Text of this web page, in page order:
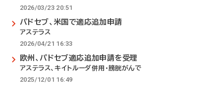
2026/03/23 20:51
パドセブ、米国で適応追加申請
アステラス
2026/04/21 16:33
欧州、パドセブ適応追加申請を受理
アステラス、キイトルーダ併用・膀胱がんで
2025/12/01 16:49